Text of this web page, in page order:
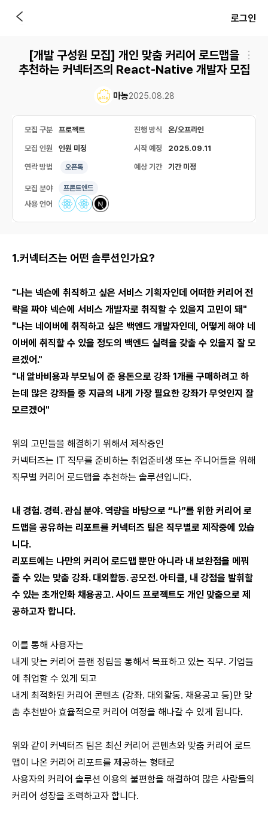
로그인
[개발 구성원 모집] 개인 맞춤 커리어 로드맵을
추천하는 커넥터즈의 React-Native 개발자 모집
마농2025.08.28
모집 구분 프로젝트 진행 방식 온/오프라인
모집 인원 인원 미정 시작 예정 2025.09.11
연락 방법 오픈톡 예상 기간 기간 미정
모집 분야 프론트엔드
사용 언어
1.커넥터즈는 어떤 솔루션인가요?
"나는 넥슨에 취직하고 싶은 서비스 기획자인데 어떠한 커리어 전
략을 짜야 넥슨에 서비스 개발자로 취직할 수 있을지 고민이 돼"
"나는 네이버에 취직하고 싶은 백엔드 개발자인데, 어떻게 해야 네
이버에 취직할 수 있을 정도의 백엔드 실력을 갖출 수 있을지 잘 모
르겠어."
"내 알바비용과 부모님이 준 용돈으로 강좌 1개를 구매하려고 하
는데 많은 강좌들 중 지금의 내게 가장 필요한 강좌가 무엇인지 잘
모르겠어"
위의 고민들을 해결하기 위해서 제작중인
커넥터즈는 IT 직무를 준비하는 취업준비생 또는 주니어들을 위해
직무별 커리어 로드맵을 추천하는 솔루션입니다.
내 경험. 경력. 관심 분야. 역량을 바탕으로 “나”를 위한 커리어 로
드맵을 공유하는 리포트를 커넥터즈 팀은 직무별로 제작중에 있습
니다.
리포트에는 나만의 커리어 로드맵 뿐만 아니라 내 보완점을 메꿔
줄 수 있는 맞춤 강좌. 대외활동. 공모전. 아티클, 내 강점을 발휘할
수 있는 초개인화 채용공고. 사이드 프로젝트도 개인 맞춤으로 제
공하고자 합니다.
이를 통해 사용자는
내게 맞는 커리어 플랜 정립을 통해서 목표하고 있는 직무. 기업들
에 취업할 수 있게 되고
내게 최적화된 커리어 콘텐츠 (강좌. 대외활동. 채용공고 등)만 맞
춤 추천받아 효율적으로 커리어 여정을 해나갈 수 있게 됩니다.
위와 같이 커넥터즈 팀은 최신 커리어 콘텐츠와 맞춤 커리어 로드
맵이 나온 커리어 리포트를 제공하는 형태로
사용자의 커리어 솔루션 이용의 불편함을 해결하여 많은 사람들의
커리어 성장을 조력하고자 합니다.